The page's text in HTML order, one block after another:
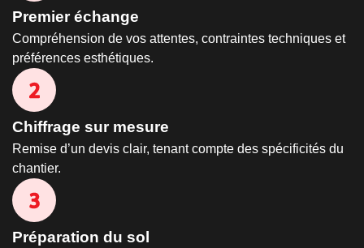
Premier échange
Compréhension de vos attentes, contraintes techniques et
préférences esthétiques.
Chiffrage sur mesure
Remise d’un devis clair, tenant compte des spécificités du
chantier.
Préparation du sol